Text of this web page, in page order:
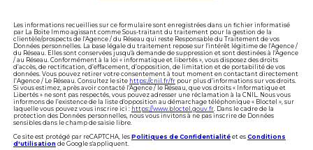
Les informations recueillies sur ce formulaire sont enregistrées dans un fichier informatisé
par La Boite Immo agissant comme Sous-traitant du traitement pour la gestion de la
clientèle/prospects de l'Agence / du Réseau qui reste Responsable du Traitement de vos
Données personnelles. La base légale du traitement repose sur l'intérêt légitime de l'Agence /
du Réseau. Elles sont conservées jusqu'à demande de suppression et sont destinées à l'Agence
/ au Réseau. Conformément à la loi « informatique et libertés », vous disposez des droits
d’accès, de rectification, d’effacement, d’opposition, de limitation et de portabilité de vos
données. Vous pouvez retirer votre consentement à tout moment en contactant directement
l’Agence / Le Réseau. Consultez le site https://cnil.fr/fr pour plus d’informations sur vos droits.
Si vous estimez, après avoir contacté l'Agence / le Réseau, que vos droits « Informatique et
Libertés » ne sont pas respectés, vous pouvez adresser une réclamation à la CNIL. Nous vous
informons de l’existence de la liste d'opposition au démarchage téléphonique « Bloctel », sur
laquelle vous pouvez vous inscrire ici : https://www.bloctel.gouv.fr . Dans le cadre de la
protection des Données personnelles, nous vous invitons à ne pas inscrire de Données
sensibles dans le champ de saisie libre.
Ce site est protégé par reCAPTCHA, les Politiques de Confidentialité et es Conditions
d'utilisation de Google s'appliquent.